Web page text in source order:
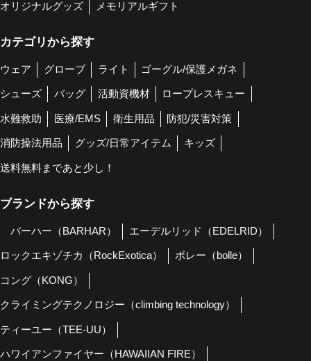
オリジナルグッズ メモリアルギフト
カテゴリから探す
ウェア グローブ ライト ゴーグル/保護メガネ
シューズ バッグ 活動資機材 ロープレスキュー
水難救助 医療/EMS 衛生用品 防犯/災害対策
消防操法用品 グッズ/日常アイテム キッズ
送料無料まであと少し！
ブランドから探す
バーハー（BARHAR） エーデルリッド（EDELRID）
ロックエキゾチカ（RockExotica） ボレー（bolle）
コング（KONG）
クライミングテクノロジー（climbing technology）
ティーユー（TEE-UU）
ハワイアンファイヤー（HAWAIIAN FIRE）